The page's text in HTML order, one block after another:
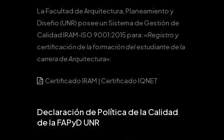
La Facultad de Arquitectura, Planeamiento y
Diseño (UNR) posee un Sistema de Gestión de
Calidad IRAM-ISO 9001:2015 para:«Registro y
certificación de la formación del estudiante de la
carrera de Arquitectura».
Certificado IRAM | Certificado IQNET
Declaración de Política de la Calidad
de la FAPyD UNR